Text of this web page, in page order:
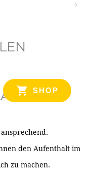
SHOP
den Aufenthalt im
zu machen.